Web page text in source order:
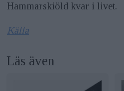
Hammarskiöld kvar i livet.
Källa
Läs även